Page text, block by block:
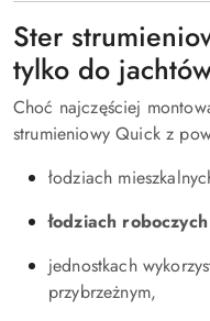
Ster
tylko do
Choć najczęściej
strumieniowy Quick z
łodziach
łodziach
jednostkach
przybrzeżnym,